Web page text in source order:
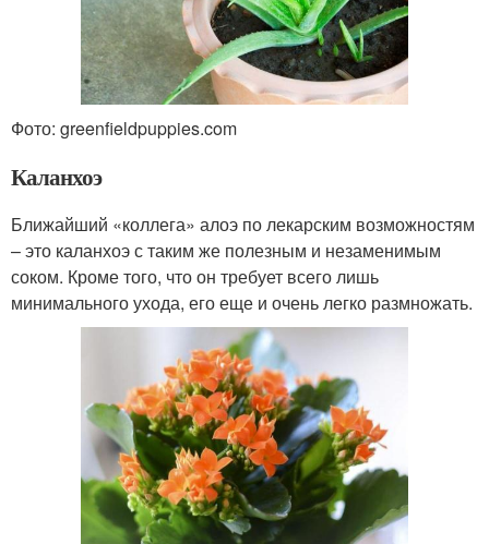
Фото: greenfieldpuppies.com
Каланхоэ
Ближайший «коллега» алоэ по лекарским возможностям
– это каланхоэ с таким же полезным и незаменимым
соком. Кроме того, что он требует всего лишь
минимального ухода, его еще и очень легко размножать.